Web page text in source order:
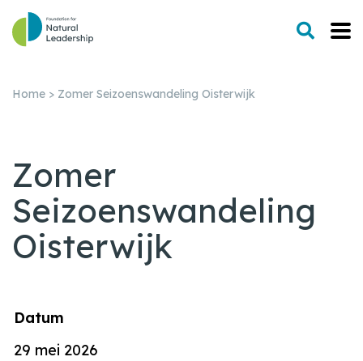
Home > Zomer Seizoenswandeling Oisterwijk
Zomer
Seizoenswandeling
Oisterwijk
Datum
29 mei 2026